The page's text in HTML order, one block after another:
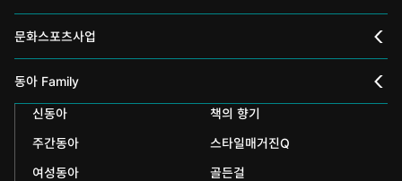
채널A
스포츠동아
어린이동아
에듀동아
문화스포츠사업
동아 신춘문예
동아국악콩쿠르
동아 Family
인촌기념회
신동아
책의 향기
주간동아
스타일매거진Q
여성동아
골든걸